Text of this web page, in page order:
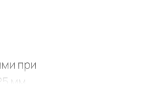
при
мм